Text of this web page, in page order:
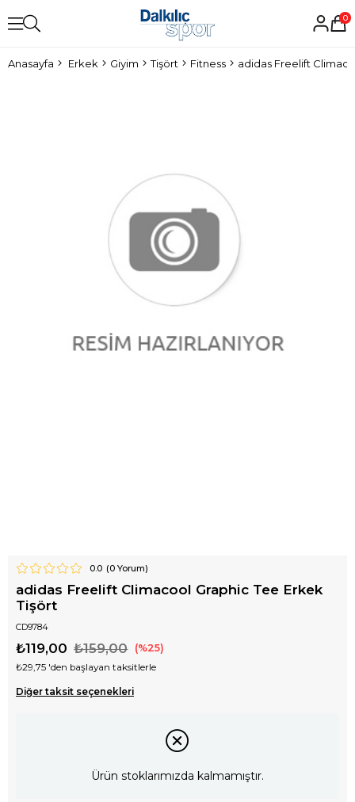
0
Anasayfa Erkek Giyim Tişört Fitness adidas Freelift
0.0 (0Yorum)
adidas Freelift Climacool Graphic Tee Erkek
Tişört
CD9784
₺159,00
₺119,00 25
₺29,75 'den başlayan taksitlerle
Diğer taksit seçenekleri
Ürün stoklarımızda kalmamıştır.